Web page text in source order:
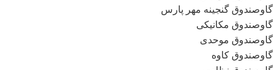
گاوصندوق گنجینه مهر پارس
گاوصندوق مکانیکی
گاوصندوق موحدی
گاوصندوق کاوه